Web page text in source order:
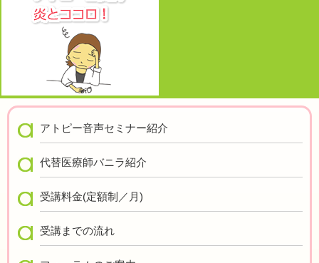
アトピー音声セミナー紹介
代替医療師バニラ紹介
受講料金(定額制／月)
受講までの流れ